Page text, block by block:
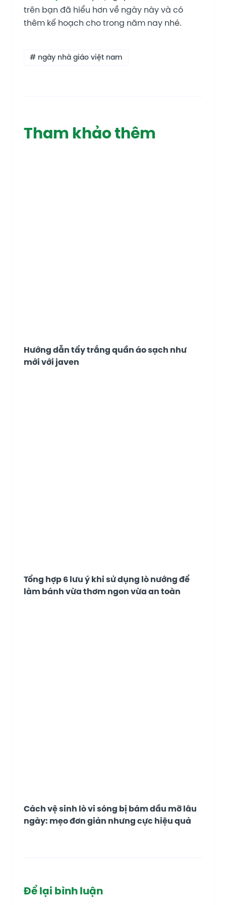
trên bạn đã hiểu hơn về ngày này và có
thêm kế hoạch cho trong năm nay nhé.
# ngày nhà giáo việt nam
Tham khảo thêm
Hướng dẫn tẩy trắng quần áo sạch như
mới với javen
Tổng hợp 6 lưu ý khi sử dụng lò nướng để
làm bánh vừa thơm ngon vừa an toàn
Cách vệ sinh lò vi sóng bị bám dầu mỡ lâu
ngày: mẹo đơn giản nhưng cực hiệu quả
Để lại bình luận